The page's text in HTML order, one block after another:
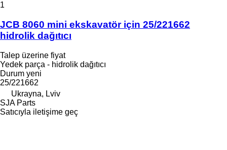
1
JCB 8060 mini ekskavatör için 25/221662
hidrolik dağıtıcı
Talep üzerine fiyat
Yedek parça - hidrolik dağıtıcı
Durum yeni
25/221662
Ukrayna, Lviv
SJA Parts
Satıcıyla iletişime geç